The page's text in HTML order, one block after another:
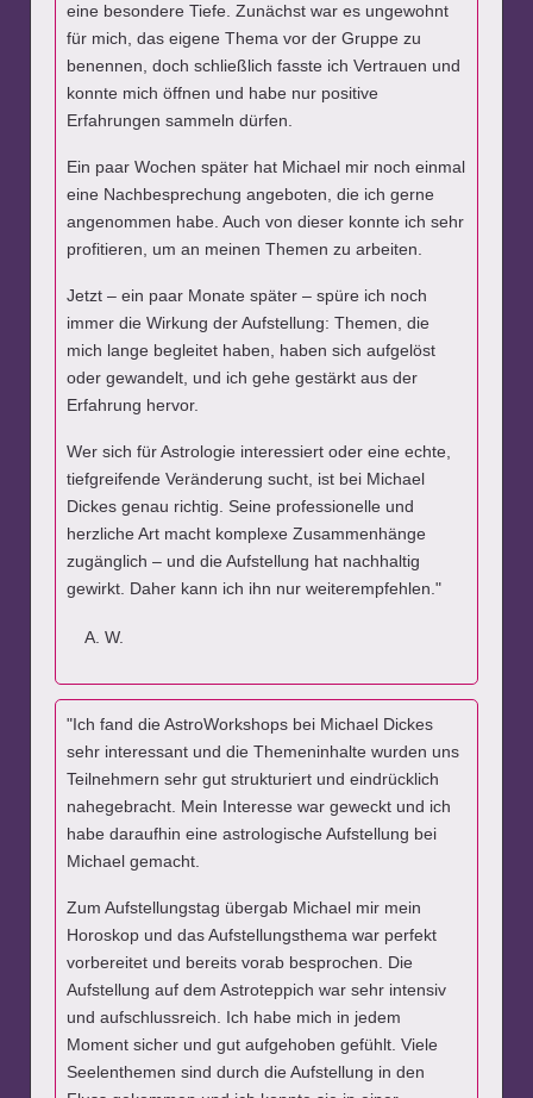
eine besondere Tiefe. Zunächst war es ungewohnt
für mich, das eigene Thema vor der Gruppe zu
benennen, doch schließlich fasste ich Vertrauen und
konnte mich öffnen und habe nur positive
Erfahrungen sammeln dürfen.
Ein paar Wochen später hat Michael mir noch einmal
eine Nachbesprechung angeboten, die ich gerne
angenommen habe. Auch von dieser konnte ich sehr
profitieren, um an meinen Themen zu arbeiten.
Jetzt – ein paar Monate später – spüre ich noch
immer die Wirkung der Aufstellung: Themen, die
mich lange begleitet haben, haben sich aufgelöst
oder gewandelt, und ich gehe gestärkt aus der
Erfahrung hervor.
Wer sich für Astrologie interessiert oder eine echte,
tiefgreifende Veränderung sucht, ist bei Michael
Dickes genau richtig. Seine professionelle und
herzliche Art macht komplexe Zusammenhänge
zugänglich – und die Aufstellung hat nachhaltig
gewirkt. Daher kann ich ihn nur weiterempfehlen."
W.
"Ich fand die AstroWorkshops bei Michael Dickes
sehr interessant und die Themeninhalte wurden uns
Teilnehmern sehr gut strukturiert und eindrücklich
nahegebracht. Mein Interesse war geweckt und ich
habe daraufhin eine astrologische Aufstellung bei
Michael gemacht.
Zum Aufstellungstag übergab Michael mir mein
Horoskop und das Aufstellungsthema war perfekt
vorbereitet und bereits vorab besprochen. Die
Aufstellung auf dem Astroteppich war sehr intensiv
und aufschlussreich. Ich habe mich in jedem
Moment sicher und gut aufgehoben gefühlt. Viele
Seelenthemen sind durch die Aufstellung in den